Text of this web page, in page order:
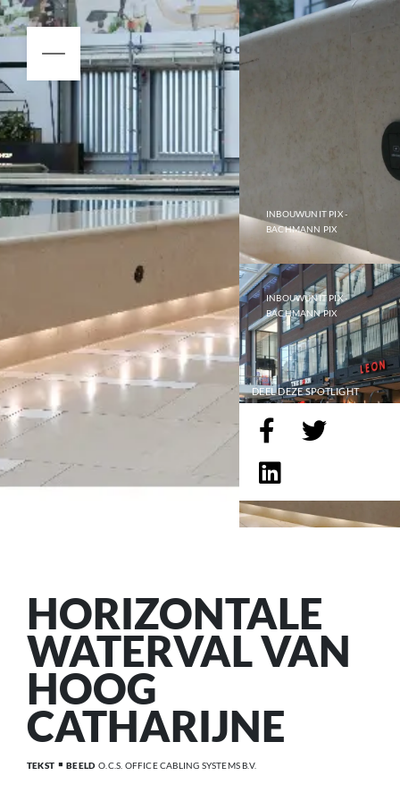
INBOUWUNIT PIX -
BACHMANN PIX
INBOUWUNIT PIX -
BACHMANN PIX
DEEL DEZE SPOTLIGHT
HORIZONTALE
WATERVAL VAN
HOOG
CATHARIJNE
TEKST BEELD O.C.S. OFFICE CABLING SYSTEMS B.V.